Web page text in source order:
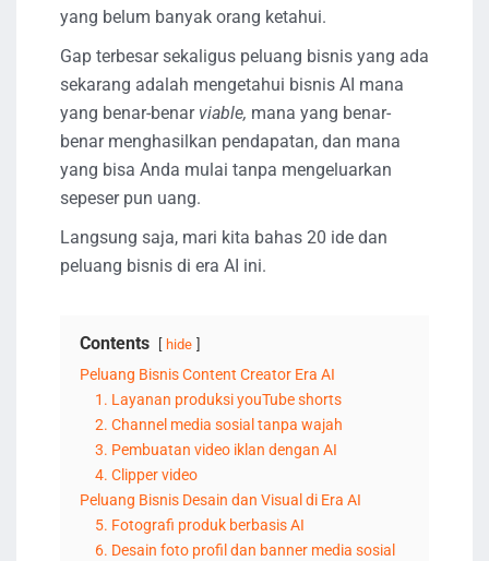
yang belum banyak orang ketahui.
Gap terbesar sekaligus peluang bisnis yang ada
sekarang adalah mengetahui bisnis AI mana
yang benar-benar viable, mana yang benar-
benar menghasilkan pendapatan, dan mana
yang bisa Anda mulai tanpa mengeluarkan
sepeser pun uang.
Langsung saja, mari kita bahas 20 ide dan
peluang bisnis di era AI ini.
Contents hide
Peluang Bisnis Content Creator Era AI
1. Layanan produksi youTube shorts
2. Channel media sosial tanpa wajah
3. Pembuatan video iklan dengan AI
4. Clipper video
Peluang Bisnis Desain dan Visual di Era AI
5. Fotografi produk berbasis AI
6. Desain foto profil dan banner media sosial